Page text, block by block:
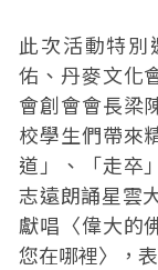
此次活動特
佑、丹麥文化
會創會會長梁
校學生們帶來
道」、「走卒
志遠朗誦星雲
獻唱〈偉大的
您在哪裡〉，